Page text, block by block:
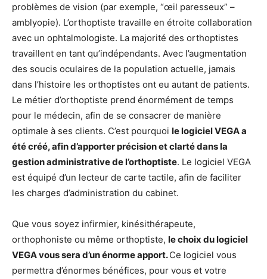
problèmes de vision (par exemple, “œil paresseux” –
amblyopie). L’orthoptiste travaille en étroite collaboration
avec un ophtalmologiste. La majorité des orthoptistes
travaillent en tant qu’indépendants. Avec l’augmentation
des soucis oculaires de la population actuelle, jamais
dans l’histoire les orthoptistes ont eu autant de patients.
Le métier d’orthoptiste prend énormément de temps
pour le médecin, afin de se consacrer de manière
optimale à ses clients. C’est pourquoi le logiciel VEGA a
été créé, afin d’apporter précision et clarté dans la
gestion administrative de l’orthoptiste. Le logiciel VEGA
est équipé d’un lecteur de carte tactile, afin de faciliter
les charges d’administration du cabinet.
Que vous soyez infirmier, kinésithérapeute,
orthophoniste ou même orthoptiste, le choix du logiciel
VEGA vous sera d’un énorme apport.Ce logiciel vous
permettra d’énormes bénéfices, pour vous et votre